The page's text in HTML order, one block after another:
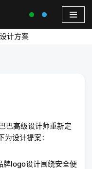
计方案
巴高级设计师重新定
设计提案：
牌logo设计围绕安全便